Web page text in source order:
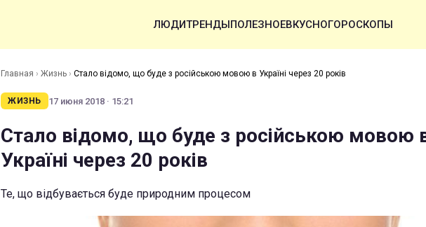
ЛЮДИТРЕНДЫПОЛЕЗНОЕВКУСНОГОРОСКОПЫ
Главная › Жизнь › Стало відомо, що буде з російською мовою в Україні через 20 років
ЖИЗНЬ 17 июня 2018 · 15:21
Стало відомо, що буде з російською мовою
Україні через 20 років
Те, що відбувається буде природним процесом